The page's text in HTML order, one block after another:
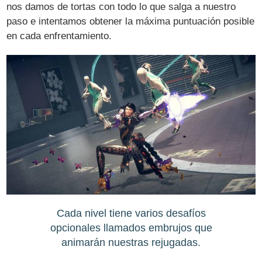
nos damos de tortas con todo lo que salga a nuestro
paso e intentamos obtener la máxima puntuación posible
en cada enfrentamiento.
Cada nivel tiene varios desafíos
opcionales llamados embrujos que
animarán nuestras rejugadas.